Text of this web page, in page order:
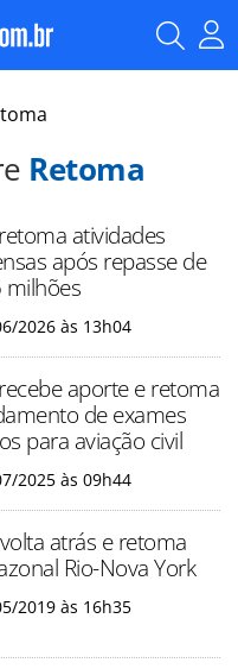
Retoma
atividades
após repasse de
milhões
2026 às 13h04
aporte e retoma
de exames
para aviação civil
2025 às 09h44
atrás e retoma
Rio-Nova York
2019 às 16h35